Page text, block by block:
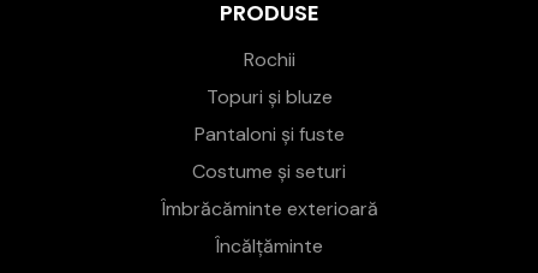
PRODUSE
Rochii
Topuri și bluze
Pantaloni și fuste
Costume și seturi
Îmbrăcăminte exterioară
Încălțăminte